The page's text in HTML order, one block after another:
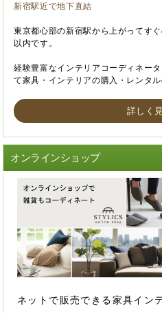
新宿駅近で地下直結
東京都心部の新宿駅から上がってす
以内です。
経験豊富なインテリアコーディネー
て家具・インテリアの購入・レンタル
詳しく
オンラインショップ
ネットで販売できる家具イン